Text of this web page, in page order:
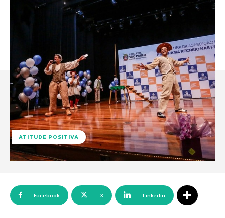
ATITUDE POSITIVA
Facebook X Linkedin